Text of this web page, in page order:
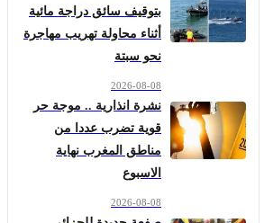
بتوقيف سائق دراجة مائية
أثناء محاولة تهريب مهاجرة
نحو سبتة
2026-08-08
نشرة انذارية .. موجة حر
قوية تضرب عددا من
مناطق المغرب نهاية
الاسبوع
2026-08-08